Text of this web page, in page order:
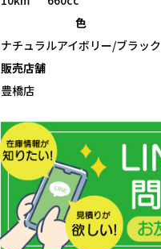
色
ナチュラルアイボリー/ブラック
販売店舗
豊橋店